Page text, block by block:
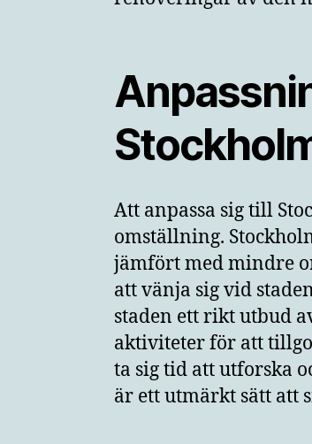
Att anpassa sig till
omställning.
jämfört med mindre
att vänja sig vid
staden ett rikt utbud
aktiviteter för att
ta sig tid att utforska
är ett utmärkt sätt att